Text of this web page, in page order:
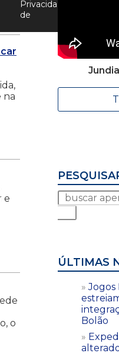
na
e
o
ÚLTIMAS
Jogos
Bolão
Privacida
de